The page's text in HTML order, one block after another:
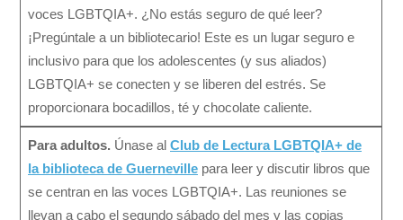
voces LGBTQIA+. ¿No estás seguro de qué leer?
¡Pregúntale a un bibliotecario! Este es un lugar seguro e
inclusivo para que los adolescentes (y sus aliados)
LGBTQIA+ se conecten y se liberen del estrés. Se
proporcionara bocadillos, té y chocolate caliente.
Para adultos. Únase al Club de Lectura LGBTQIA+ de
la biblioteca de Guerneville para leer y discutir libros que
se centran en las voces LGBTQIA+. Las reuniones se
llevan a cabo el segundo sábado del mes y las copias